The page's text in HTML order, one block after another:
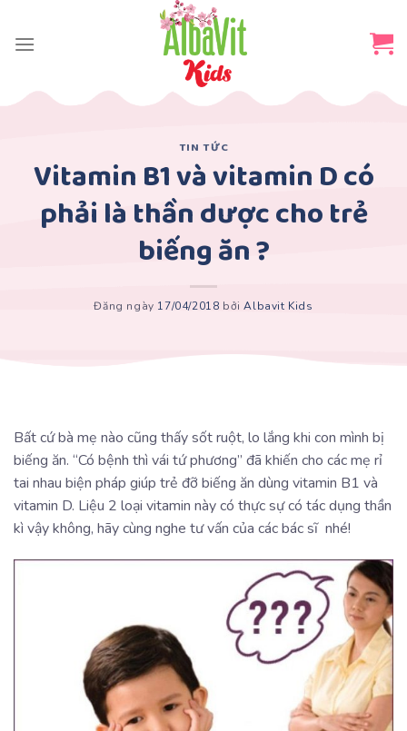
content
TIN TỨC
Vitamin B1 và vitamin D có
phải là thần dược cho trẻ
biếng ăn ?
Đăng ngày 17/04/2018 bởiAlbavit Kids
Bất cứ bà mẹ nào cũng thấy sốt ruột, lo lắng khi con mình bị
biếng ăn. “Có bệnh thì vái tứ phương” đã khiến cho các mẹ rỉ
tai nhau biện pháp giúp trẻ đỡ biếng ăn dùng vitamin B1 và
vitamin D. Liệu 2 loại vitamin này có thực sự có tác dụng thần
kì vậy không, hãy cùng nghe tư vấn của các bác sĩ nhé!